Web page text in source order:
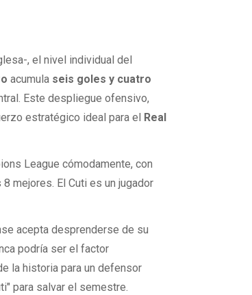
, el nivel individual del
acumula seis goles y cuatro
Este despliegue ofensivo,
estratégico ideal para el Real
League cómodamente, con
mejores. El Cuti es un jugador
acepta desprenderse de su
podría ser el factor
la historia para un defensor
para salvar el semestre.